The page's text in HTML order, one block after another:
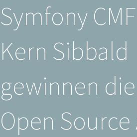
Symfony
Kern Sibbald
gewinnen
Open